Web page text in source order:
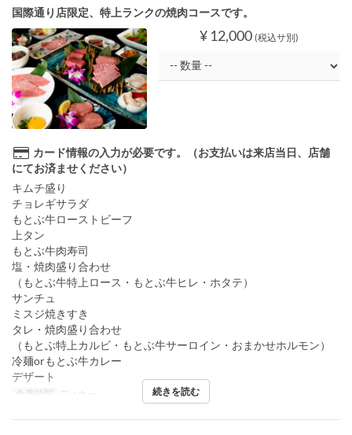
国際通り店限定、特上ランクの焼肉コースです。
¥ 12,000 (税込サ別)
カード情報の入力が必要です。（お支払いは来店当日、店舗
にてお済ませください）
キムチ盛り
チョレギサラダ
もとぶ牛ローストビーフ
上タン
もとぶ牛肉寿司
塩・焼肉盛り合わせ
（もとぶ牛特上ロース・もとぶ牛ヒレ・ホタテ）
サンチュ
ミスジ焼きすき
タレ・焼肉盛り合わせ
（もとぶ特上カルビ・もとぶ牛サーロイン・おまかせホルモン）
冷麺orもとぶ牛カレー
デザート
食事時間 ディナー 続きを読む